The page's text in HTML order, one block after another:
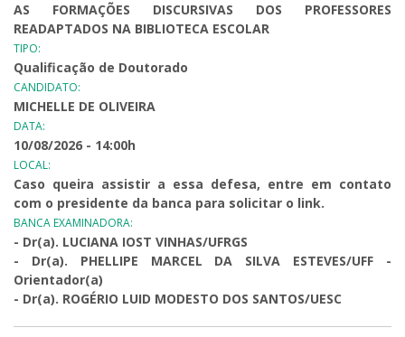
AS FORMAÇÕES DISCURSIVAS DOS PROFESSORES
READAPTADOS NA BIBLIOTECA ESCOLAR
TIPO:
Qualificação de Doutorado
CANDIDATO:
MICHELLE DE OLIVEIRA
DATA:
10/08/2026 - 14:00h
LOCAL:
Caso queira assistir a essa defesa, entre em contato
com o presidente da banca para solicitar o link.
BANCA EXAMINADORA:
- Dr(a). LUCIANA IOST VINHAS/UFRGS
- Dr(a). PHELLIPE MARCEL DA SILVA ESTEVES/UFF -
Orientador(a)
- Dr(a). ROGÉRIO LUID MODESTO DOS SANTOS/UESC